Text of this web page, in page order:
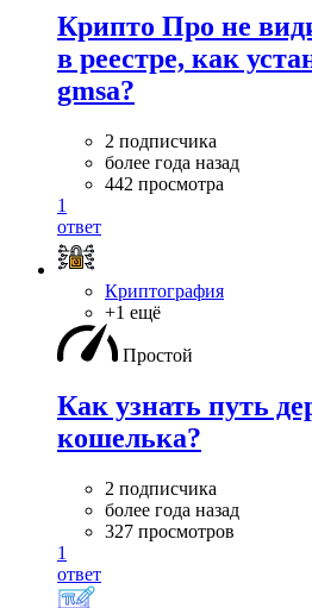
Крипто Про не
в реестре, как
gmsa?
2 подписчика
более года назад
442 просмотра
1
ответ
Криптография
+1 ещё
Простой
Как узнать путь
кошелька?
2 подписчика
более года назад
327 просмотров
1
ответ